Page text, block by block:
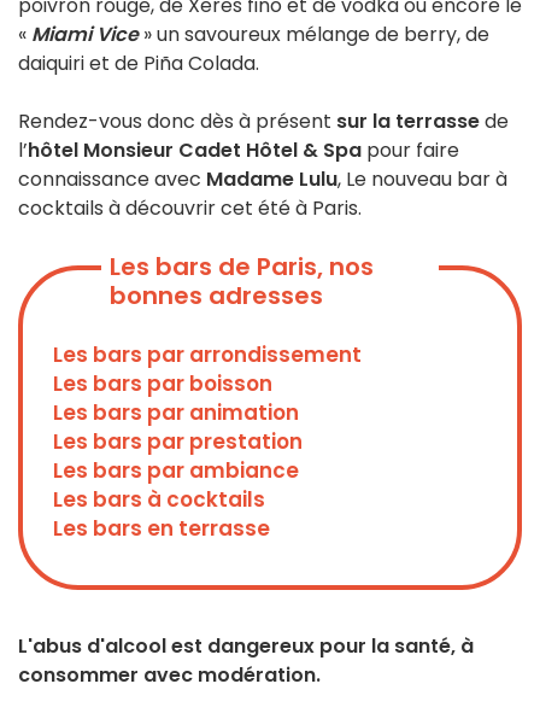
poivron rouge, de Xeres fino et de vodka ou encore le
« Miami Vice » un savoureux mélange de berry, de
daiquiri et de Piña Colada.
Rendez-vous donc dès à présent sur la terrassede
l’hôtel Monsieur Cadet Hôtel & Spa pour faire
connaissance avec Madame Lulu, Le nouveau bar à
cocktails à découvrir cet été à Paris.
Les bars de Paris, nos
bonnes adresses
Les bars par arrondissement
Les bars par boisson
Les bars par animation
Les bars par prestation
Les bars par ambiance
Les bars à cocktails
Les bars en terrasse
L'abus d'alcool est dangereux pour la santé, à
consommer avec modération.